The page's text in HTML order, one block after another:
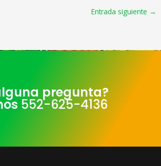
Entrada siguiente →
pregunta?
552-625-4136